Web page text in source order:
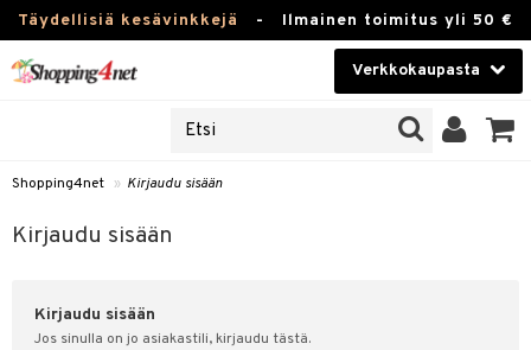
Täydellisiä kesävinkkejä - Ilmainen toimitus yli 50 €
Verkkokaupasta
Piilolinssit
Luontaistuotteet
Fitness
Shopping4net » Kirjaudu sisään
Kirjaudu sisään
Kirjaudu sisään
Jos sinulla on jo asiakastili, kirjaudu tästä.
sisään